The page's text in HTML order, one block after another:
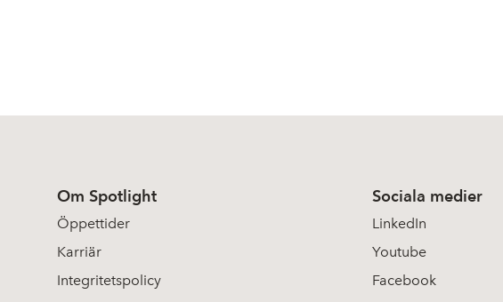
Om Spotlight
Öppettider
Karriär
Integritetspolicy
Sociala medier
LinkedIn
Youtube
Facebook